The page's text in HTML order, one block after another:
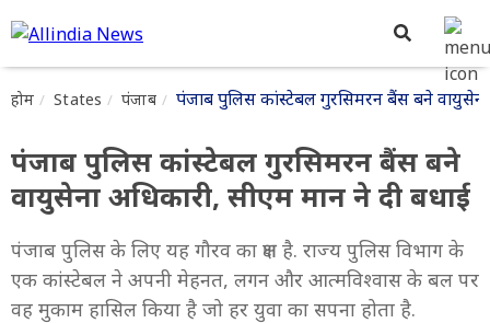
होम States पंजाब पंजाब पुलिस कांस्टेबल गुरसिमरन बैंस बने वायुसेना
पंजाब पुलिस कांस्टेबल गुरसिमरन बैंस बने
वायुसेना अधिकारी, सीएम मान ने दी बधाई
पंजाब पुलिस के लिए यह गौरव का क्षण है. राज्य पुलिस विभाग के
एक कांस्टेबल ने अपनी मेहनत, लगन और आत्मविश्वास के बल पर
वह मुकाम हासिल किया है जो हर युवा का सपना होता है.